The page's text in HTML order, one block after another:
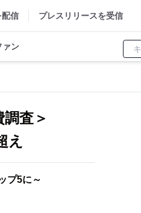
配信 プレスリリースを受信
ァン
査＞
え
プ5に～